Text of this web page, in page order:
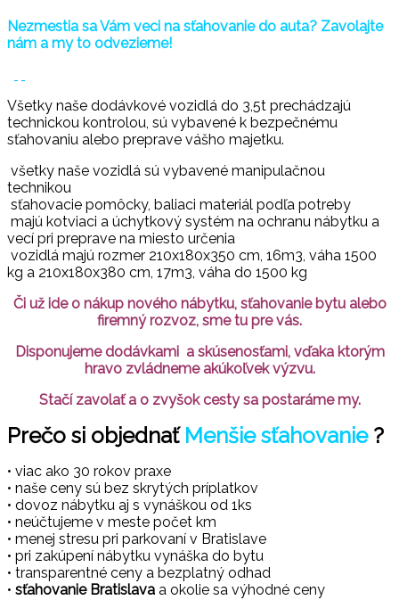
Nezmestia sa Vám veci na sťahovanie do auta? Zavolajte
nám a my to odvezieme!
Všetky naše dodávkové vozidlá do 3,5t prechádzajú
technickou kontrolou, sú vybavené k bezpečnému
sťahovaniu alebo preprave vášho majetku.
všetky naše vozidlá sú vybavené manipulačnou
technikou
sťahovacie pomôcky, baliaci materiál podľa potreby
majú kotviaci a úchytkový systém na ochranu nábytku a
vecí pri preprave na miesto určenia
vozidlá majú rozmer 210x180x350 cm, 16m3, váha 1500
kg a 210x180x380 cm, 17m3, váha do 1500 kg
Či už ide o nákup nového nábytku, sťahovanie bytu alebo
firemný rozvoz, sme tu pre vás.
Disponujeme dodávkami a skúsenosťami, vďaka ktorým
hravo zvládneme akúkoľvek výzvu.
Stačí zavolať a o zvyšok cesty sa postaráme my.
Prečo si objednať Menšie sťahovanie ?
• viac ako 30 rokov praxe
• naše ceny sú bez skrytých príplatkov
• dovoz nábytku aj s vynáškou od 1ks
• neúčtujeme v meste počet km
• menej stresu pri parkovaní v Bratislave
• pri zakúpení nábytku vynáška do bytu
• transparentné ceny a bezplatný odhad
• sťahovanie Bratislava a okolie sa výhodné ceny